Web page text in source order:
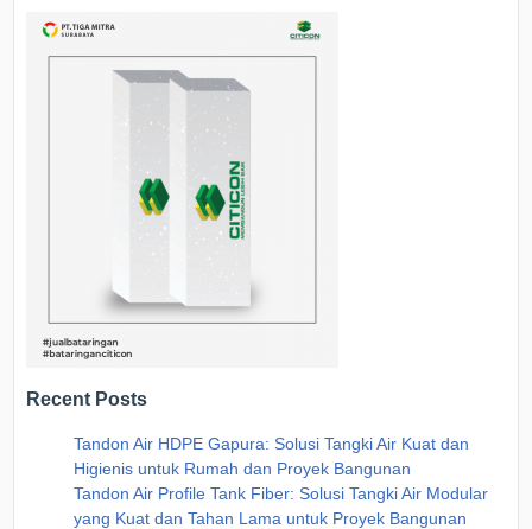
Recent Posts
Tandon Air HDPE Gapura: Solusi Tangki Air Kuat dan
Higienis untuk Rumah dan Proyek Bangunan
Tandon Air Profile Tank Fiber: Solusi Tangki Air Modular
yang Kuat dan Tahan Lama untuk Proyek Bangunan